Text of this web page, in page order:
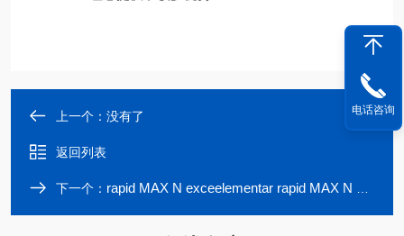
上一个：没有了
返回列表
下一个： rapid MAX N exceelementar rapid MAX N exceed定氮仪
电话咨询